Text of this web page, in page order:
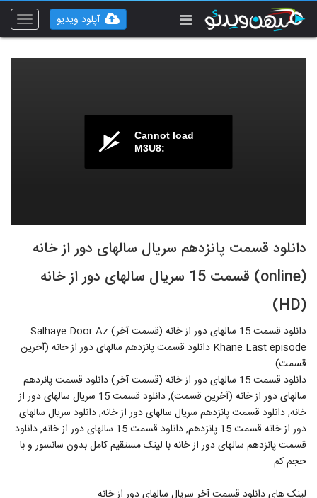
Toggle
آپلود ویدیو
Cannot load
M3U8:
دانلود قسمت پانزدهم سریال سالهای دور از خانه
(online) قسمت 15 سریال سالهای دور از خانه
(HD)
دانلود قسمت 15 سالهای دور از خانه (قسمت آخر) Salhaye Door Az
Khane Last episode دانلود قسمت پانزدهم سالهای دور از خانه (آخرین
قسمت)
دانلود قسمت 15 سالهای دور از خانه (قسمت آخر) دانلود قسمت پانزدهم
سالهای دور از خانه (آخرین قسمت), دانلود قسمت 15 سریال سالهای دور از
خانه, دانلود قسمت پانزدهم سریال سالهای دور از خانه, دانلود سریال سالهای
دور از خانه قسمت 15 پانزدهم, دانلود قسمت 15 سالهای دور از خانه, دانلود
قسمت پانزدهم سالهای دور از خانه با لینک مستقیم کامل بدون سانسور و با
حجم کم
لینک های دانلود قسمت آخر سریال سالهای دور از خانه